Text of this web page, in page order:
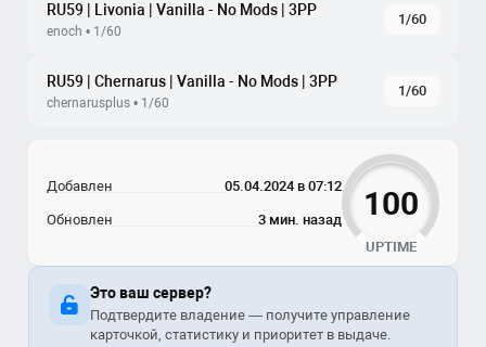
RU59 | Livonia | Vanilla - No Mods | 3PP
enoch • 1/60
1/60
RU59 | Chernarus | Vanilla - No Mods | 3PP
chernarusplus • 1/60
1/60
Добавлен 05.04.2024 в 07:12
Обновлен 3 мин. назад 100
UPTIME
Это ваш сервер?
Подтвердите владение — получите управление
карточкой, статистику и приоритет в выдаче.